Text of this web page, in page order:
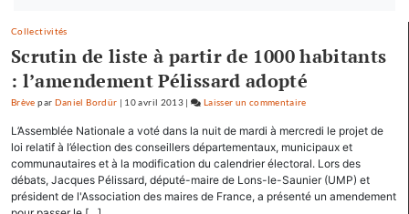
vous
maintenant
Collectivités
Scrutin de liste à partir de 1000 habitants
: l’amendement Pélissard adopté
Brève par Daniel Bordür 10 avril 2013 | Laisser un commentaire
Hollande
se
ressource
à
L’Assemblée Nationale a voté dans la nuit de mardi à mercredi le projet de
loi relatif à l’élection des conseillers départementaux, municipaux et
communautaires et à la modification du calendrier électoral. Lors des
débats, Jacques Pélissard, député-maire de Lons-le-Saunier (UMP) et
président de l'Association des maires de France, a présenté un amendement